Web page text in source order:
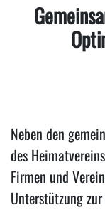
Neben den
des
Firmen und
Unterstützung